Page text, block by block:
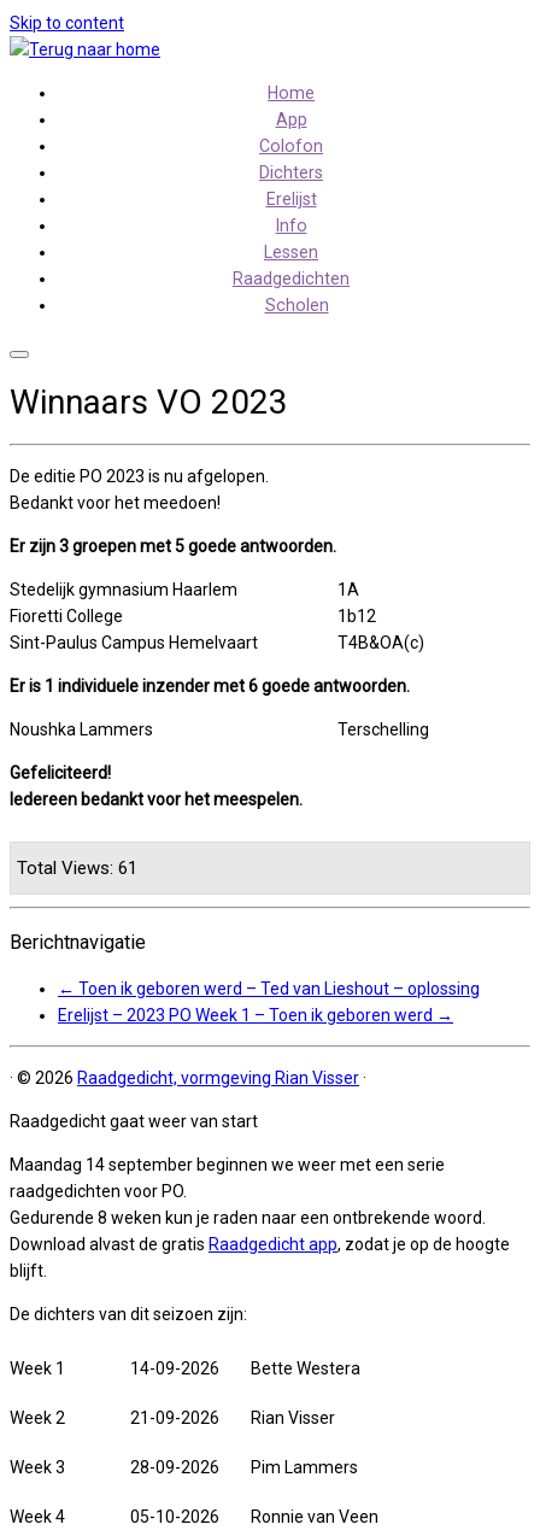
Skip to content
Home
App
Colofon
Dichters
Erelijst
Info
Lessen
Raadgedichten
Scholen
Winnaars VO 2023
De editie PO 2023 is nu afgelopen.
Bedankt voor het meedoen!
Er zijn 3 groepen met 5 goede antwoorden.
Stedelijk gymnasium Haarlem
1A
Fioretti College
1b12
Sint-Paulus Campus Hemelvaart
T4B&OA(c)
Er is 1 individuele inzender met 6 goede antwoorden.
Noushka Lammers Terschelling
Gefeliciteerd!
Iedereen bedankt voor het meespelen.
Total Views: 61
Berichtnavigatie
← Toen ik geboren werd – Ted van Lieshout – oplossing
Erelijst – 2023 PO Week 1 – Toen ik geboren werd →
· © 2026 Raadgedicht, vormgeving Rian Visser·
Raadgedicht gaat weer van start
Maandag 14 september beginnen we weer met een serie
raadgedichten voor PO.
Gedurende 8 weken kun je raden naar een ontbrekende woord.
Download alvast de gratis Raadgedicht app, zodat je op de hoogte
blijft.
De dichters van dit seizoen zijn:
Week 1 14-09-2026 Bette Westera
Week 2 21-09-2026 Rian Visser
Week 3 28-09-2026 Pim Lammers
Week 4 05-10-2026 Ronnie van Veen